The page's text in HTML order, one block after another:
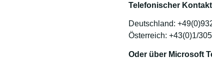
Telefonischer
Deutschland:
Österreich: +43(0)1/
Oder über Microsoft